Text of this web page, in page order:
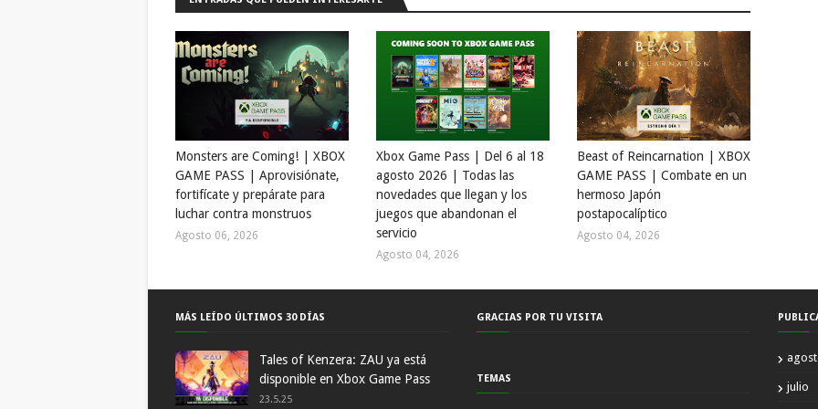
Monsters are Coming! | XBOX
GAME PASS | Aprovisiónate,
fortifícate y prepárate para
luchar contra monstruos
Agosto 06, 2026
Xbox Game Pass | Del 6 al 18
agosto 2026 | Todas las
novedades que llegan y los
juegos que abandonan el
servicio
Agosto 04, 2026
Beast of Reincarnation | XBOX
GAME PASS | Combate en un
hermoso Japón
postapocalíptico
Agosto 04, 2026
MÁS LEÍDO ÚLTIMOS 30 DÍAS
Tales of Kenzera: ZAU ya está
disponible en Xbox Game Pass
23.5.25
GRACIAS POR TU VISITA
TEMAS
julio